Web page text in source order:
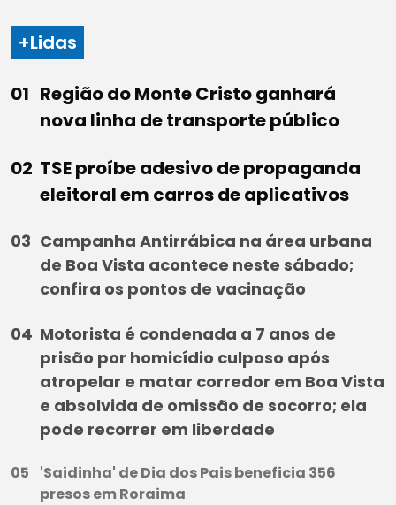
+Lidas
Região do Monte Cristo ganhará
nova linha de transporte público
TSE proíbe adesivo de propaganda
eleitoral em carros de aplicativos
Campanha Antirrábica na área urbana
de Boa Vista acontece neste sábado;
confira os pontos de vacinação
Motorista é condenada a 7 anos de
prisão por homicídio culposo após
atropelar e matar corredor em Boa Vista
e absolvida de omissão de socorro; ela
pode recorrer em liberdade
'Saidinha' de Dia dos Pais beneficia 356
presos em Roraima